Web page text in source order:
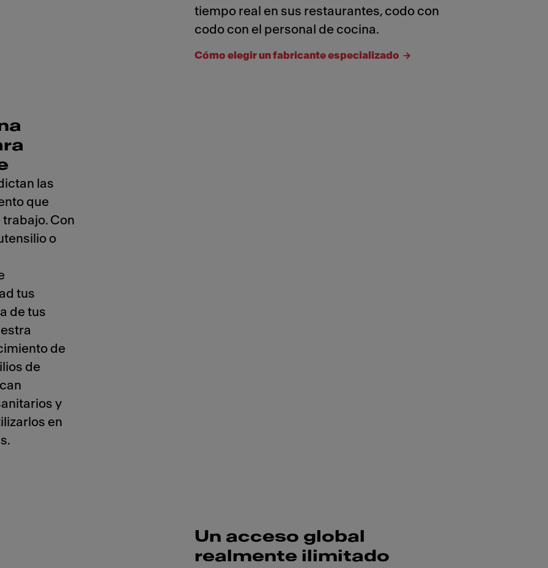
tiempo real en sus restaurantes, codo con
codo con el personal de cocina.
Cómo elegir un fabricante especializado
las
que
Con
o
tus
de tus
de
de
y
en
Un acceso global
realmente ilimitado